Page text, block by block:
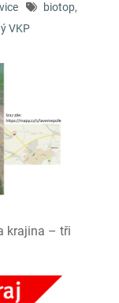
biotop,
VKP
krajina – tři